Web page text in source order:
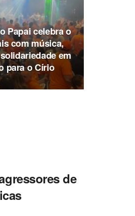
Papai celebra o
com música,
em
para o Círio
de